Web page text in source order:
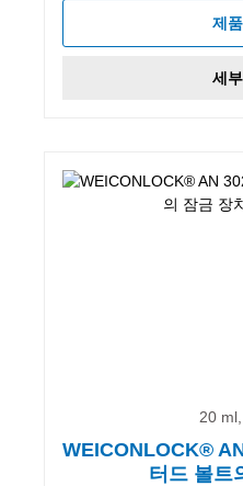
제
세
20
WEICONLOCK®
터드 볼트